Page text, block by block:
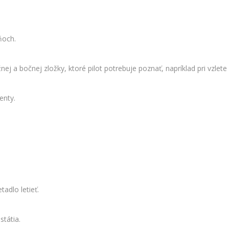
a bočnej zložky, ktoré pilot potrebuje poznať, napríklad pri vzlete
letieť.